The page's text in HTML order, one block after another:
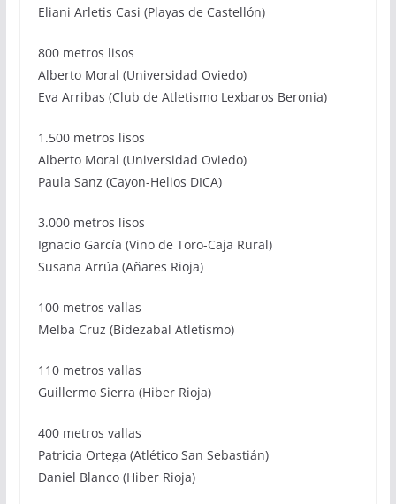
Eliani Arletis Casi (Playas de Castellón)
800 metros lisos
Alberto Moral (Universidad Oviedo)
Eva Arribas (Club de Atletismo Lexbaros Beronia)
1.500 metros lisos
Alberto Moral (Universidad Oviedo)
Paula Sanz (Cayon-Helios DICA)
3.000 metros lisos
Ignacio García (Vino de Toro-Caja Rural)
Susana Arrúa (Añares Rioja)
100 metros vallas
Melba Cruz (Bidezabal Atletismo)
110 metros vallas
Guillermo Sierra (Hiber Rioja)
400 metros vallas
Patricia Ortega (Atlético San Sebastián)
Daniel Blanco (Hiber Rioja)